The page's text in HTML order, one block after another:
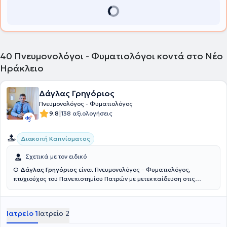
40 Πνευμονολόγοι - Φυματιολόγοι κοντά στο Νέο
Ηράκλειο
Δάγλας Γρηγόριος
Πνευμονολόγος - Φυματιολόγος
9.8|138 αξιολογήσεις
Διακοπή Καπνίσματος
Σχετικά με τον ειδικό
Ο Δάγλας Γρηγόριος είναι Πνευμονολόγος – Φυματιολόγος,
πτυχιούχος του Πανεπιστημίου Πατρών με μετεκπαίδευση στις
ιδιαίτερη εμπειρία στις θωρακοκεντήσεις, βρογχοσκοπήσεις και
Γενικό Νοσοκομείο Θώρακος Σωτηρία. Είναι εκπαιδευμένος
Βιοϊατρικού βελονισμού με 300 ώρες θεωρητική και πρακτική
Ιατρείο 1Ιατρείο 2